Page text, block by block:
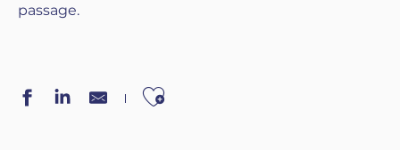
passage.
Ajouter aux